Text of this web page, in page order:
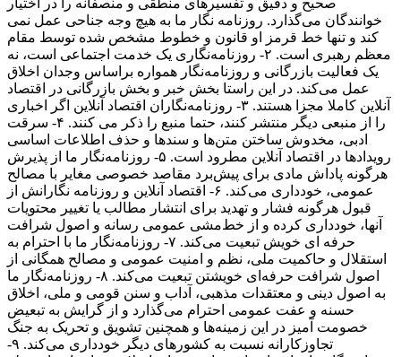
صحیح و دقیق و تفسیرهای منطقی و منصفانه را در اختیار
خوانندگان می‌گذارد. روزنامه نگار ما به هیچ وجه جناحی عمل نمی
کند و تنها خط قرمز او قانون و خطوط مشخص شده توسط مقام
معظم رهبری است. ۲- روزنامه‌نگاری یک خدمت اجتماعی است، نه
یک فعالیت بازرگانی و روزنامه‌نگار همواره براساس وجدان اخلاق
عمل می‌کند. در این راستا بخش خبر و بخش بازرگانی در اقتصاد
آنلاین کاملا مجزا هستند. ۳- روزنامه‌نگاران اقتصاد آنلاین اگر اخباری
را از منبعی دیگر منتشر کنند، حتما منبع را ذکر می کنند. ۴- سرقت
ادبی، مخدوش ساختن متن‌ها و سندها و حذف اطلاعات اساسی
رویدادها در اقتصاد آنلاین مطرود است. ۵- روزنامه‌نگار ما از پذیرش
هرگونه پاداش مادی برای پیش‌برد مقاصد خصوصی مغایر با مصالح
عمومی، خودداری می‌کند. ۶- اقتصاد آنلاین و روزنامه نگارانش از
قبول هرگونه فشار و تهدید برای انتشار مطالب یا تغییر محتویات
آنها، خودداری کرده و از خط‌مشی عمومی رسانه و اصول شرافت
حرفه ای خویش تبعیت می‌کند. ۷- روزنامه‌نگار ما با احترام به
استقلال و حاکمیت ملی، نظم و امنیت عمومی و مصالح همگانی از
اصول شرافت حرفه‌ای خویشتن تبعیت می‌کند. ۸- روزنامه‌نگار ما
به اصول دینی و معتقدات مذهبی، آداب و سنن قومی و ملی، اخلاق
حسنه و عفت عمومی احترام می‌گذارد و از گرایش به تبعیض
خصومت آمیز در این زمینه‌ها و همچنین تشویق و تحریک به جنگ
تجاوزکارانه نسبت به کشورهای دیگر خودداری می‌کند. ۹-